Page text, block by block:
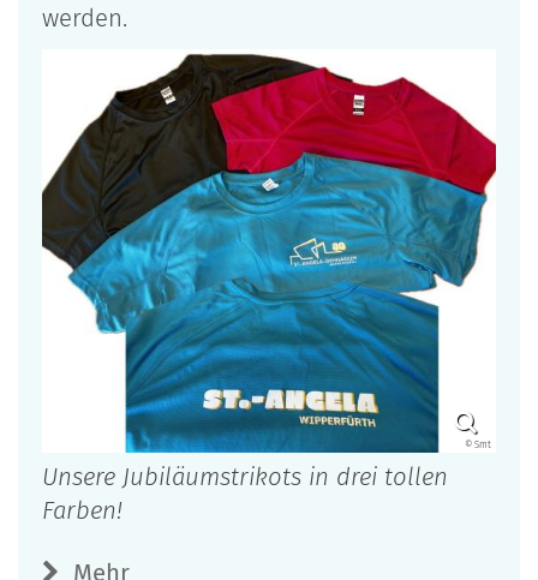
werden.
© Smt
Unsere Jubiläumstrikots in drei tollen
Farben!
Mehr